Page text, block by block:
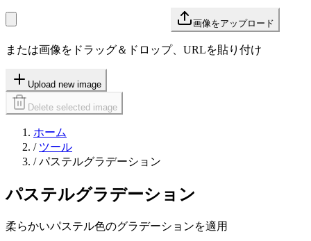
画像をアップロード
または画像をドラッグ＆ドロップ、URLを貼り付け
Upload new image
Delete selected image
ホーム
/ ツール
/ パステルグラデーション
パステルグラデーション
柔らかいパステル色のグラデーションを適用